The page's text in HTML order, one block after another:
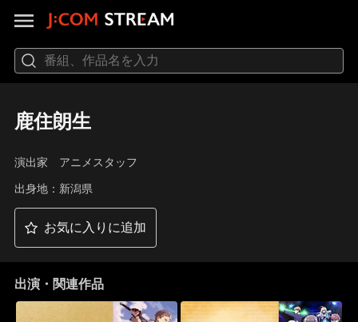
鹿住朗生
演出家 アニメスタッフ
出身地：新潟県
お気に入りに追加
出演・関連作品